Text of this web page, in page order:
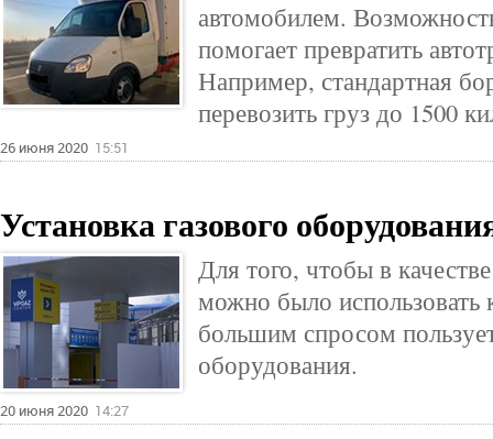
автомобилем.
помогает превратить
Например, стандартная
перевозить груз до 1500
26 июня 2020 15:51
Установка газового
Для того, чтобы в
можно было использовать
большим спросом
оборудования.
20 июня 2020 14:27